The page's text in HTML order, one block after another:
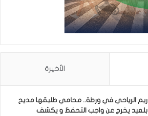
الأخيرة
ريم الرياحي في ورطة.. محامي طليقها مديح
بلعيد يخرج عن واجب التحفظ و يكشف